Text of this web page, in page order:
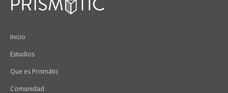
Peu
Inicio
Estudios
Que es Prismàtic
Comunidad